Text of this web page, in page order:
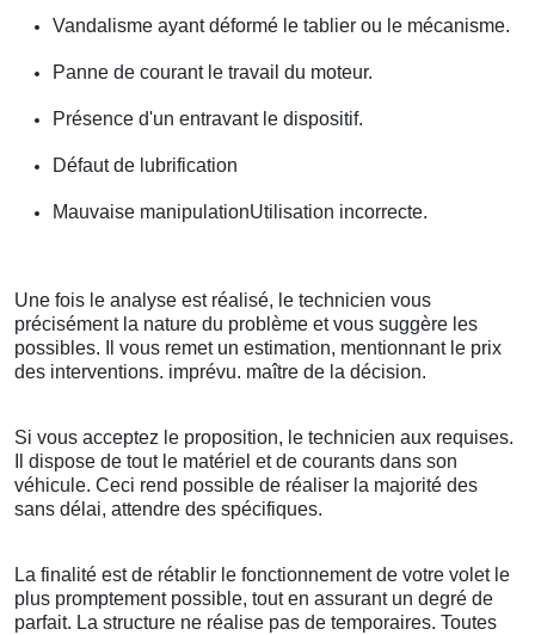
Vandalisme ayant déformé le tablier ou le mécanisme.
Panne de courant le travail du moteur.
Présence d'un entravant le dispositif.
Défaut de lubrification
Mauvaise manipulationUtilisation incorrecte.
Une fois le analyse est réalisé, le technicien vous
précisément la nature du problème et vous suggère les
possibles. Il vous remet un estimation, mentionnant le prix
des interventions. imprévu. maître de la décision.
Si vous acceptez le proposition, le technicien aux requises.
Il dispose de tout le matériel et de courants dans son
véhicule. Ceci rend possible de réaliser la majorité des
sans délai, attendre des spécifiques.
La finalité est de rétablir le fonctionnement de votre volet le
plus promptement possible, tout en assurant un degré de
parfait. La structure ne réalise pas de temporaires. Toutes